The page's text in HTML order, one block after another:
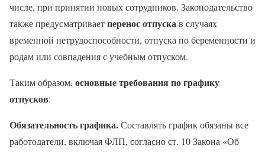
числе, при принятии новых сотрудников. Законодательство
также предусматриваетперенос отпускав случаях
временной нетрудоспособности, отпуска по беременности и
родам или совпадения с учебным отпуском.
Таким образом, основные требования по графику
отпусков:
Обязательность графика.Составлять график обязаны все
работодатели, включая ФЛП, согласно ст. 10 Закона «Об